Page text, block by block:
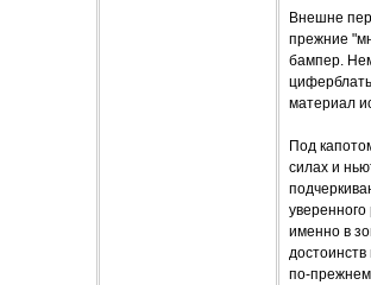
Внешне
прежние
бампер.
материал
Под
силах и
именно в
по-